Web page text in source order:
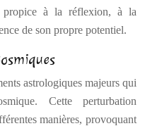
à la réflexion, à la
de son propre potentiel.
astrologiques majeurs qui
Cette perturbation
manières, provoquant